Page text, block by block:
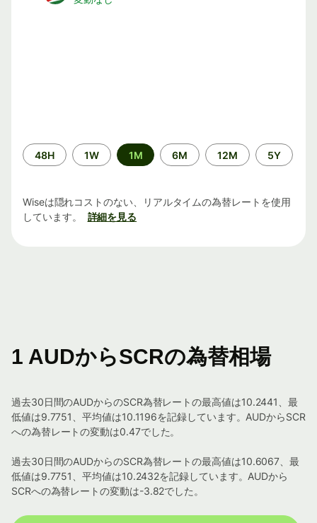
期
間
48H 1W 1M 6M 12M 5Y
Wiseは隠れコストのない、リアルタイムの為替レートを使用
しています。
詳細を見る
1 AUDからSCRの為替相場
過去30日間のAUDからのSCR為替レートの最高値は10.2441、最
低値は9.7751、平均値は10.1196を記録しています。AUDからSCR
への為替レートの変動は0.47でした。
過去30日間のAUDからのSCR為替レートの最高値は10.6067、最
低値は9.7751、平均値は10.2432を記録しています。AUDから
SCRへの為替レートの変動は-3.82でした。